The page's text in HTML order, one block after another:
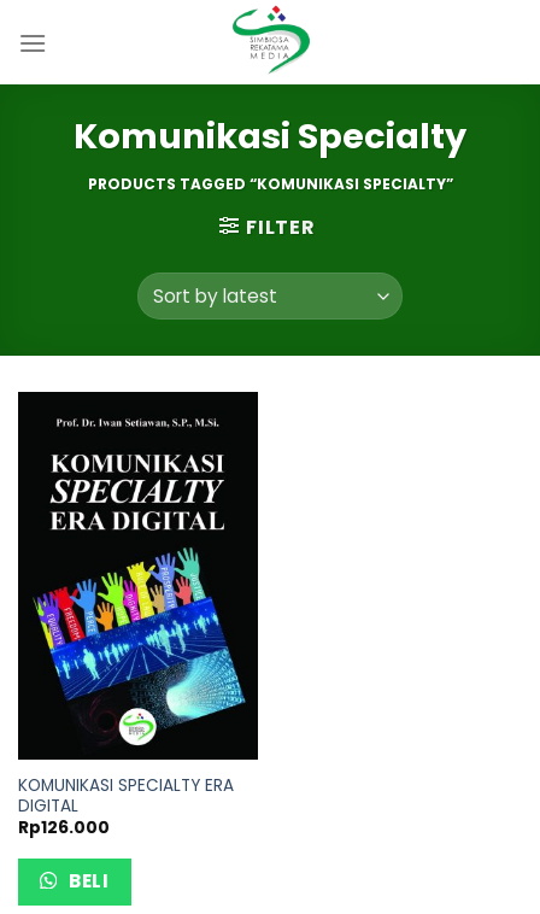
Komunikasi Specialty
PRODUCTS TAGGED “KOMUNIKASI SPECIALTY”
FILTER
KOMUNIKASI SPECIALTY ERA
DIGITAL
Rp126.000
BELI